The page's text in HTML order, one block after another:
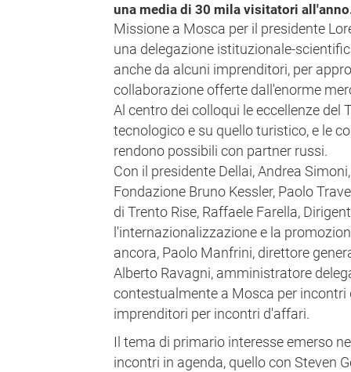
una media di 30 mila visitatori
Missione a Mosca per il presidente
una delegazione istituzionale-
anche da alcuni imprenditori, per
collaborazione offerte dall'enorme
Al centro dei colloqui le eccellenze del
tecnologico e su quello turistico, e le
rendono possibili con partner russi.
Con il presidente Dellai, Andrea
Fondazione Bruno Kessler, Paolo
di Trento Rise, Raffaele Farella,
l'internazionalizzazione e la
ancora, Paolo Manfrini, direttore
Alberto Ravagni, amministratore
contestualmente a Mosca per incontri
imprenditori per incontri d'affari.
Il tema di primario interesse emerso
incontri in agenda, quello con Steven